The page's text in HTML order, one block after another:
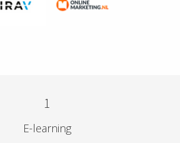
1
E-learning